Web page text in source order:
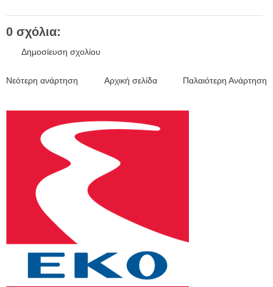
0 σχόλια:
Δημοσίευση σχολίου
Νεότερη ανάρτηση Παλαιότερη Ανάρτηση
Αρχική σελίδα